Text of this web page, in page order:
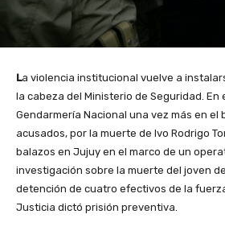
La violencia institucional vuelve a
la cabeza del Ministerio de Seguridad. En
Gendarmería Nacional una vez más en el
acusados, por la muerte de Ivo Rodrigo
balazos en Jujuy en el marco de un
investigación sobre la muerte del joven
detención de cuatro efectivos de la
Justicia dictó prisión preventiva.